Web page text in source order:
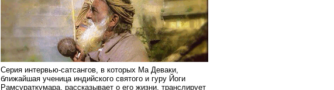
Серия интервью-сатсангов, в которых Ма Деваки,
ближайшая ученица индийского святого и гуру Йоги
Рамсураткумара, рассказывает о его жизни, транслирует